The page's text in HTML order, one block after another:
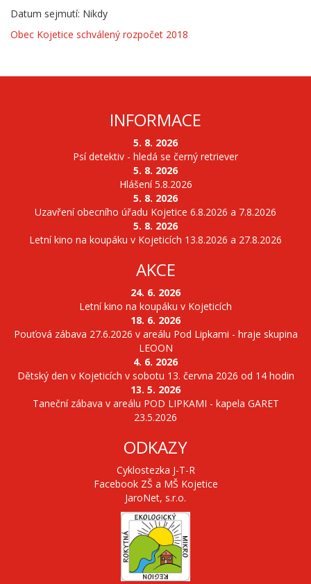
Datum sejmutí: Nikdy
Obec Kojetice schválený rozpočet 2018
INFORMACE
5. 8. 2026
Psí detektiv - hledá se černý retriever
5. 8. 2026
Hlášení 5.8.2026
5. 8. 2026
Uzavření obecního úřadu Kojetice 6.8.2026 a 7.8.2026
5. 8. 2026
Letní kino na koupáku v Kojeticích 13.8.2026 a 27.8.2026
AKCE
24. 6. 2026
Letní kino na koupáku v Kojeticích
18. 6. 2026
Pouťová zábava 27.6.2026 v areálu Pod Lipkami - hraje skupina
LEOON
4. 6. 2026
Dětský den v Kojeticích v sobotu 13. června 2026 od 14 hodin
13. 5. 2026
Taneční zábava v areálu POD LIPKAMI - kapela GARET
23.5.2026
ODKAZY
Cyklostezka J-T-R
Facebook ZŠ a MŠ Kojetice
JaroNet, s.r.o.